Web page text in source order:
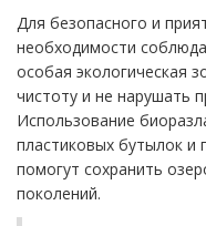
Для безопасного и
необходимости
особая экологическая
чистоту и не нарушать
Использование
пластиковых бутылок и
помогут сохранить
поколений.